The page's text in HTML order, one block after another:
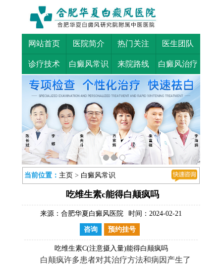
网站首页 医院简介 热门关注 医生团队
诊疗技术 白癜风常识 来院路线 白癜风治疗
当前位置： 主页 > 白癜风常识
吃维生素c能得白颠疯吗
来源： 合肥华夏白癜风医院 时间：2024-02-21
咨询 预约挂号
吃维生素C(注意摄入量)能得白颠疯吗
白颠疯许多患者对其治疗方法和病因产生了